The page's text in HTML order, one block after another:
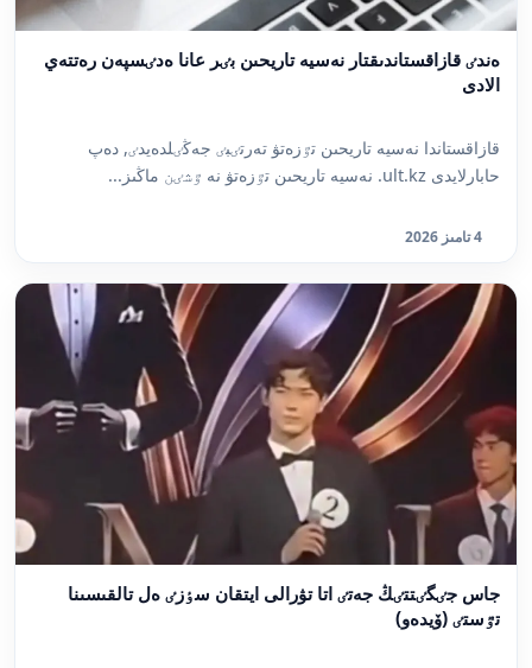
ەندٸ قازاقستاندىقتار نەسيە تاريحىن بٸر عانا ەدٸسپەن رەتتەي
الادى
قازاقستاندا نەسيە تاريحىن تٷزەتۋ تەرتٸبٸ جەڭٸلدەيدٸ, دەپ
حابارلايدى ult.kz. نەسيە تاريحىن تٷزەتۋ نە ٷشٸن ماڭىز...
4 تامىز 2026
جاس جٸگٸتتٸڭ جەتٸ اتا تۋرالى ايتقان سٶزٸ ەل تالقىسىنا
تٷستٸ (ۆيدەو)